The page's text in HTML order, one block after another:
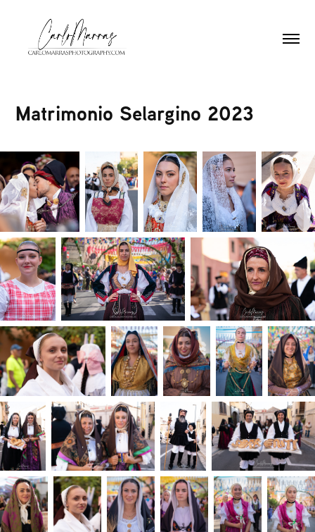
Matrimonio Selargino 2023